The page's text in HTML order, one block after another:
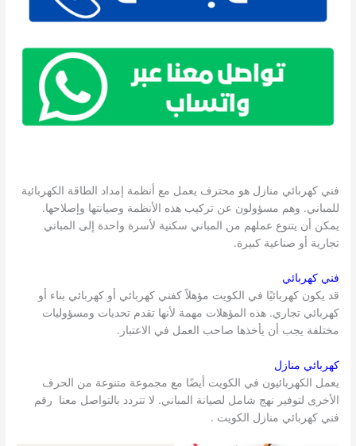
فني كهربائي منازل هو محترف يعمل مع أنظمة إمداد الطاقة الكهربائية
للمباني. وهم مسؤولون عن تركيب هذه الأنظمة وصيانتها وإصلاحها.
يمكن أن يتنوع عملهم من المباني سكنية لأسرة واحدة إلى المباني
تجارية أو صناعية كبيرة.
فني كهربائي
قد يكون كهربائيًا في الكويت مؤهلاً كفني كهربائي أو كهربائي بناء أو
كهربائي تجاري. هذه المؤهلات مهمة لأنها تقدم تحديات ومسؤوليات
مختلفة يجب أن يأخذها صاحب العمل في الاعتبار.
كهربائي منازل
يعمل الكهربائيون في الكويت أيضًا مع مجموعة متنوعة من الحرف
الأخرى لتوفير نهج شامل لصيانة المباني. لا تتردد بالتواصل معنا رقم
فني كهربائي منازل الكويت .